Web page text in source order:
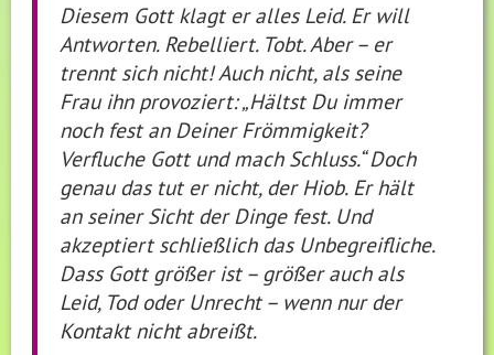
Diesem Gott klagt er alles Leid. Er will
Antworten. Rebelliert. Tobt. Aber – er
trennt sich nicht! Auch nicht, als seine
Frau ihn provoziert: „Hältst Du immer
noch fest an Deiner Frömmigkeit?
Verfluche Gott und mach Schluss.“ Doch
genau das tut er nicht, der Hiob. Er hält
an seiner Sicht der Dinge fest. Und
akzeptiert schließlich das Unbegreifliche.
Dass Gott größer ist – größer auch als
Leid, Tod oder Unrecht – wenn nur der
Kontakt nicht abreißt.